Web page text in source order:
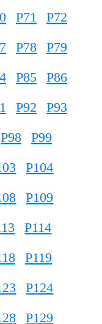
P71
P72
P78
P79
P85
P86
P92
P93
P98
P99
P104
P109
P114
P119
P124
P129